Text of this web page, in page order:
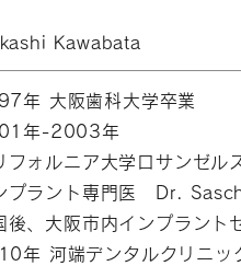
Kawabata
年 大阪歯科大学卒業
年-2003年
フォルニア大学ロサンゼル
プラント専門医 Dr.
後、大阪市内インプラント
年 河端デンタルクリニッ